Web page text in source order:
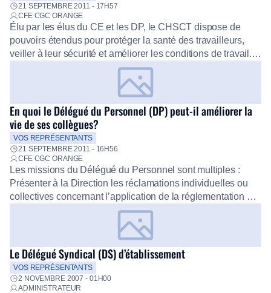
21 SEPTEMBRE 2011 - 17H57
CFE CGC ORANGE
Élu par les élus du CE et les DP, le CHSCT dispose de
pouvoirs étendus pour protéger la santé des travailleurs,
veiller à leur sécurité et améliorer les conditions de travail.
Parmi ses missions : Analyser les conditions de travail et
les risques auxquels peuvent être exposés les travailleurs,
en lien avec l’activité, le matériel […]
En quoi le Délégué du Personnel (DP) peut-il améliorer la
vie de ses collègues?
VOS REPRÉSENTANTS
21 SEPTEMBRE 2011 - 16H56
CFE CGC ORANGE
Les missions du Délégué du Personnel sont multiples :
Présenter à la Direction les réclamations individuelles ou
collectives concernant l’application de la réglementation du
travail (Code du travail, droit des fonctionnaires, convention
collective, et accords d’entreprise) sur des questions
essentielles telles que les salaires, la durée du travail, les
conditions de travail et la santé […]
Le Délégué Syndical (DS) d’établissement
VOS REPRÉSENTANTS
2 NOVEMBRE 2007 - 01H00
ADMINISTRATEUR